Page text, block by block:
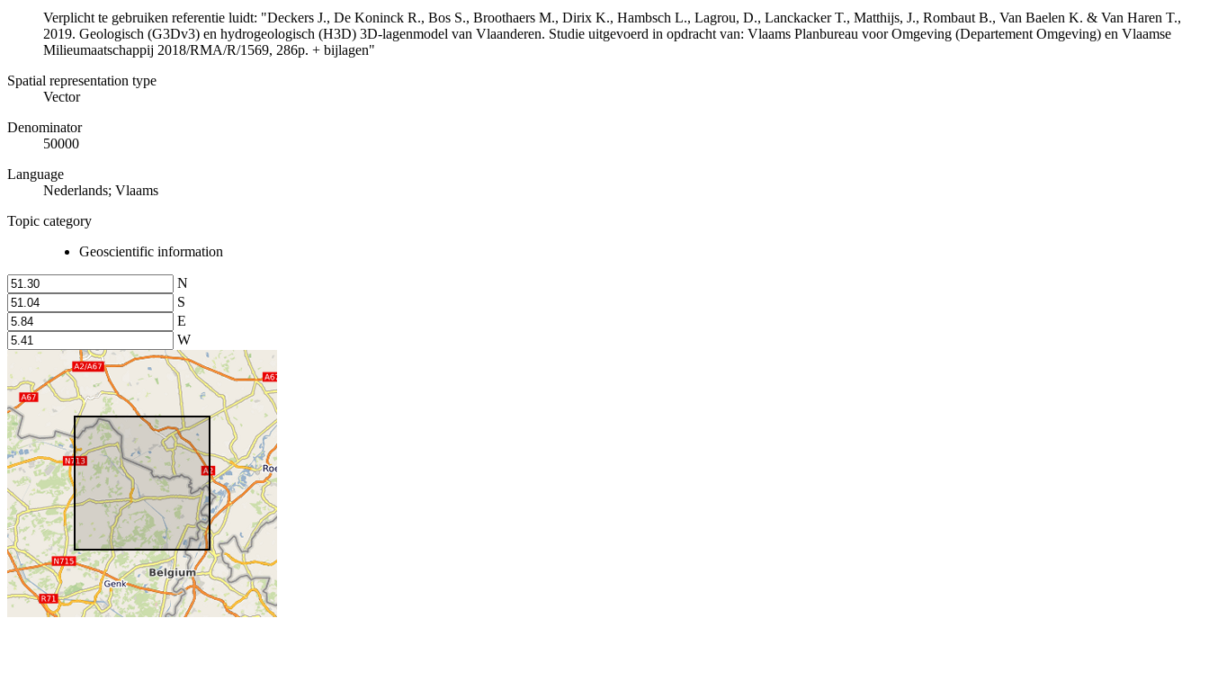
Verplicht te gebruiken referentie luidt: "Deckers J., De Koninck R., Bos S., Broothaers M., Dirix K., Hambsch L., Lagrou, D., Lanckacker T., Matthijs, J., Rombaut B., Van Baelen K. & Van Haren T.,
2019. Geologisch (G3Dv3) en hydrogeologisch (H3D) 3D-lagenmodel van Vlaanderen. Studie uitgevoerd in opdracht van: Vlaams Planbureau voor Omgeving (Departement Omgeving) en Vlaamse
Milieumaatschappij 2018/RMA/R/1569, 286p. + bijlagen"
Spatial representation type
Vector
Denominator
50000
Language
Nederlands; Vlaams
Topic category
Geoscientific information
N
S
E
W